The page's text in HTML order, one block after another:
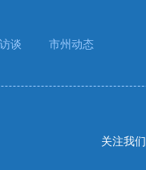
谈 市州动态
关注我们